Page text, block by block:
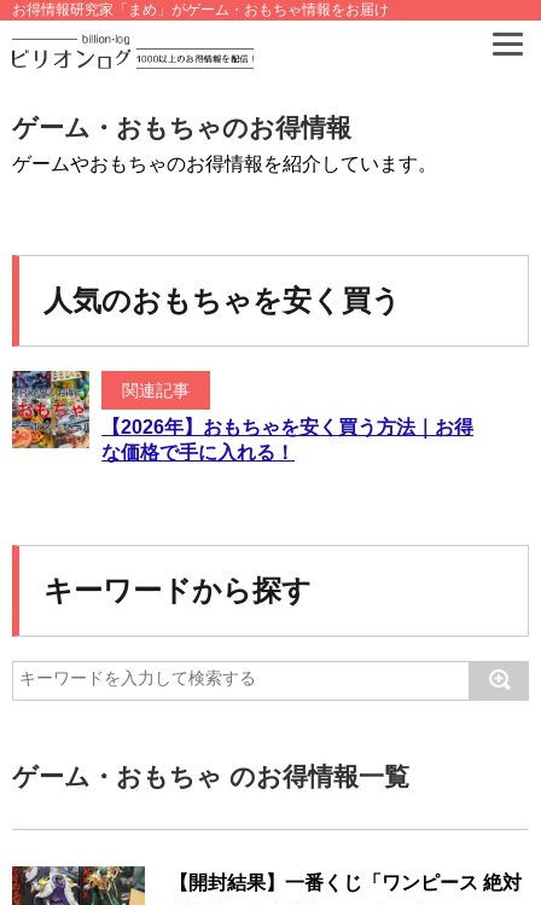
お得情報研究家「まめ」がゲーム・おもちゃ情報をお届け
ゲーム・おもちゃのお得情報
ゲームやおもちゃのお得情報を紹介しています。
人気のおもちゃを安く買う
関連記事
【2026年】おもちゃを安く買う方法｜お得
な価格で手に入れる！
キーワードから探す
ゲーム・おもちゃ のお得情報一覧
【開封結果】一番くじ「ワンピース 絶対